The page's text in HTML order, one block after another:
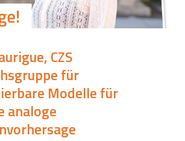
CZS
für
Modelle für
analoge